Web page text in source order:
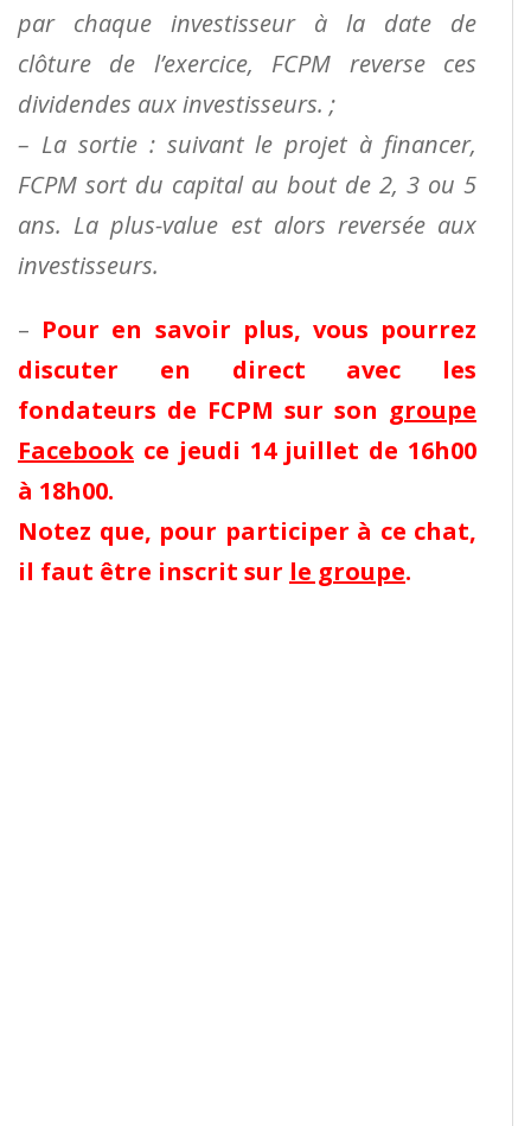
par chaque investisseur à la date de
clôture de l’exercice, FCPM reverse ces
dividendes aux investisseurs. ;
– La sortie : suivant le projet à financer,
FCPM sort du capital au bout de 2, 3 ou 5
ans. La plus-value est alors reversée aux
investisseurs.
– Pour en savoir plus, vous pourrez
discuter en direct avec les
fondateurs de FCPM sur son groupe
Facebook ce jeudi 14 juillet de 16h00
à 18h00.
Notez que, pour participer à ce chat,
il faut être inscrit sur le groupe.